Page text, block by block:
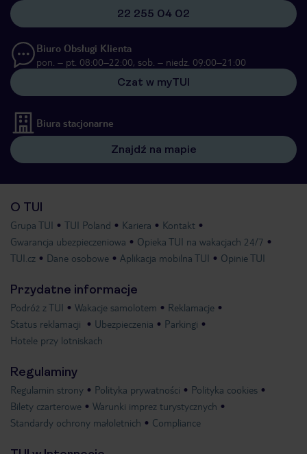
22 255 04 02
Biuro Obsługi Klienta
pon. – pt. 08:00–22:00, sob. – niedz. 09:00–21:00
Czat w myTUI
Biura stacjonarne
Znajdź na mapie
O TUI
Grupa TUI TUI Poland Kariera
Kontakt
Gwarancja ubezpieczeniowa
Opieka TUI na wakacjach 24/7
TUI.cz
Dane osobowe Aplikacja mobilna TUI Opinie TUI
Przydatne informacje
Podróż z TUI Wakacje samolotem
Reklamacje
Status reklamacji
Ubezpieczenia
Parkingi
Hotele przy lotniskach
Regulaminy
Regulamin strony Polityka prywatności
Polityka cookies
Bilety czarterowe
Warunki imprez turystycznych
Standardy ochrony małoletnich
Compliance